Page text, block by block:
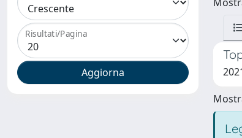
Risultati/Pagina